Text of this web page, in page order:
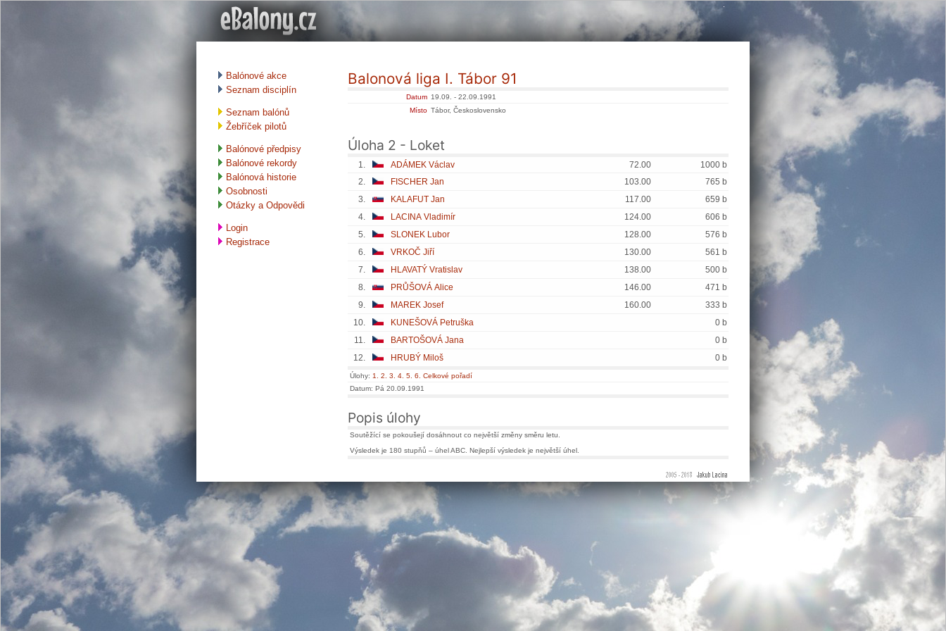
Balónové akce
Seznam disciplín
Seznam balónů
Žebříček pilotů
Balónové předpisy
Balónové rekordy
Balónová historie
Osobnosti
Otázky a Odpovědi
Login
Registrace
Balonová liga I. Tábor 91
Datum 19.09. - 22.09.1991
Místo Tábor, Československo
Úloha 2 - Loket
1. ADÁMEK Václav 72.00
1000 b
2.
FISCHER Jan 103.00
765 b
3.
KALAFUT Jan 117.00
659 b
4.
LACINA Vladimír 124.00
606 b
5.
SLONEK Lubor 128.00
576 b
6.
VRKOČ Jiří 130.00
561 b
7.
HLAVATÝ Vratislav 138.00
500 b
8.
PRŮŠOVÁ Alice 146.00
471 b
9.
MAREK Josef 160.00
333 b
10.
KUNEŠOVÁ Petruška
0 b
11.
BARTOŠOVÁ Jana
0 b
12.
HRUBÝ Miloš 0 b
Úlohy: 1. 2. 3. 4. 5. 6.
Celkové pořadí
Datum: Pá 20.09.1991
Popis úlohy
Soutěžící se pokoušejí dosáhnout co největší změny směru letu.
Výsledek je 180 stupňů – úhel ABC. Nejlepší výsledek je největší úhel.